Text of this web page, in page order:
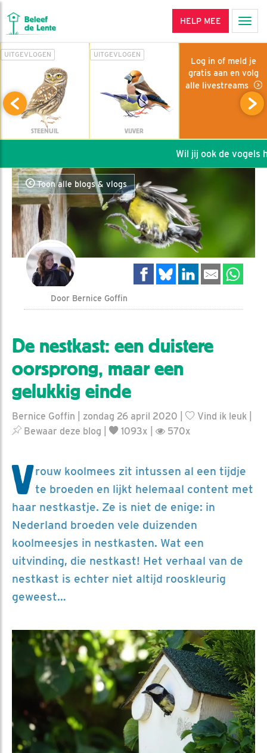
HELP MEE
UITGEVLOGEN
STEENUIL
UITGEVLOGEN
VIJVER
Log in of meld je
gratis aan en volg
alle livestreams
Wil jij ook de vogels
Toon alle blogs & vlogs
Door Bernice Goffin
De nestkast: een duistere
oorsprong, maar een
gelukkig einde
Bernice Goffin | zondag 26 april 2020 | Vind ik leuk
Bewaar deze blog
1093x | 570x
Vrouw koolmees zit intussen al een tijdje
te broeden en lijkt helemaal content met
haar nestkastje. Ze is niet de enige: in
Nederland broeden vele duizenden
koolmeesjes in nestkasten. Wat een
uitvinding, die nestkast! Het verhaal van de
nestkast is echter niet altijd rooskleurig
geweest…